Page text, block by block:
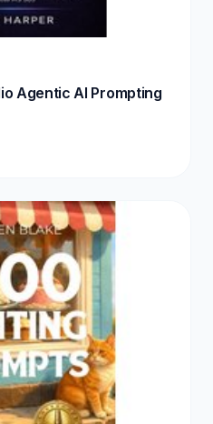
Agentic AI Prompting